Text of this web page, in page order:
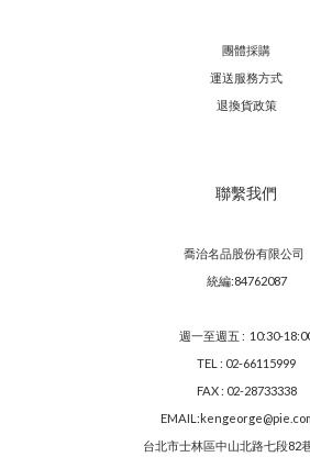
團體採購
運送服務方式
退換貨政策
聯繫我們
喬治名品股份有限公司
統編:84762087
週一至週五 : 10:30-
TEL : 02-66115999
FAX : 02-28733338
台北市士林區中山北路七段82